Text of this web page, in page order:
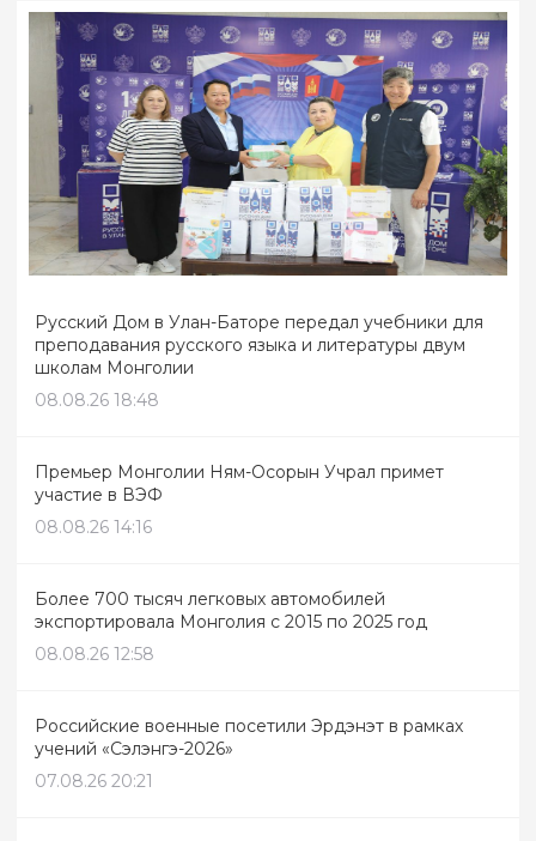
Русский Дом в Улан-Баторе передал учебники для
преподавания русского языка и литературы двум
школам Монголии
08.08.26 18:48
Премьер Монголии Ням-Осорын Учрал примет
участие в ВЭФ
08.08.26 14:16
Более 700 тысяч легковых автомобилей
экспортировала Монголия с 2015 по 2025 год
08.08.26 12:58
Российские военные посетили Эрдэнэт в рамках
учений «Сэлэнгэ-2026»
07.08.26 20:21